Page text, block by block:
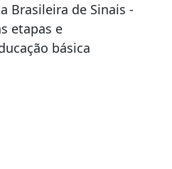
Brasileira de Sinais -
etapas e
básica